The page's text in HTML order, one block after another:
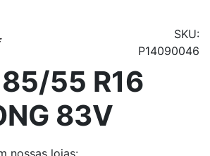
SKU:
P14090046
55 R16
83V
nossas lojas: